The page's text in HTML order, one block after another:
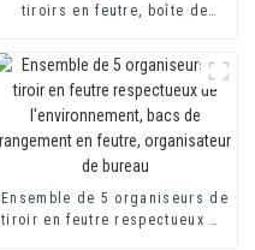
tiroirs en feutre, boîte de
bureau, vente en gros
Ensemble de 5 organiseurs de
tiroir en feutre respectueux de